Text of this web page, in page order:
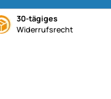
30-tägiges
Widerrufsrecht